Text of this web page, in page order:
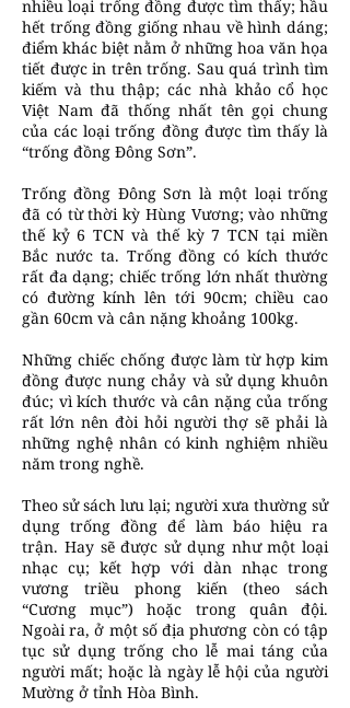
nhiều loại trống đồng được tìm thấy; hầu
hết trống đồng giống nhau về hình dáng;
điểm khác biệt nằm ở những hoa văn họa
tiết được in trên trống. Sau quá trình tìm
kiếm và thu thập; các nhà khảo cổ học
Việt Nam đã thống nhất tên gọi chung
của các loại trống đồng được tìm thấy là
“trống đồng Đông Sơn”.
Trống đồng Đông Sơn là một loại trống
đã có từ thời kỳ Hùng Vương; vào những
thế kỷ 6 TCN và thế kỳ 7 TCN tại miền
Bắc nước ta. Trống đồng có kích thước
rất đa dạng; chiếc trống lớn nhất thường
có đường kính lên tới 90cm; chiều cao
gần 60cm và cân nặng khoảng 100kg.
Những chiếc chống được làm từ hợp kim
đồng được nung chảy và sử dụng khuôn
đúc; vì kích thước và cân nặng của trống
rất lớn nên đòi hỏi người thợ sẽ phải là
những nghệ nhân có kinh nghiệm nhiều
năm trong nghề.
Theo sử sách lưu lại; người xưa thường sử
dụng trống đồng để làm báo hiệu ra
trận. Hay sẽ được sử dụng như một loại
nhạc cụ; kết hợp với dàn nhạc trong
vương triều phong kiến (theo sách
“Cương mục”) hoặc trong quân đội.
Ngoài ra, ở một số địa phương còn có tập
tục sử dụng trống cho lễ mai táng của
người mất; hoặc là ngày lễ hội của người
Mường ở tỉnh Hòa Bình.